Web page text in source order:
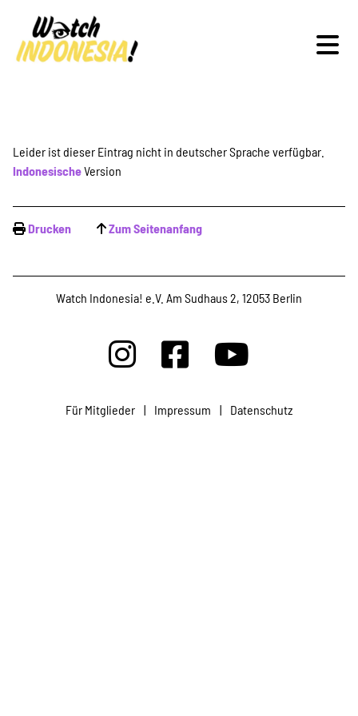
Schwerpunkte
Veranstaltungen
Publikationen
Projekte
Leider ist dieser Eintrag nicht in deutscher Sprache verfügbar.
IndonesischeVersion
Drucken Zum Seitenanfang
Watch Indonesia! e.V. Am Sudhaus 2, 12053 Berlin
Für Mitglieder | Impressum | Datenschutz